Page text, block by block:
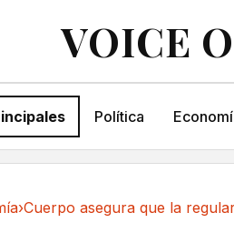
VOICE
Política
›